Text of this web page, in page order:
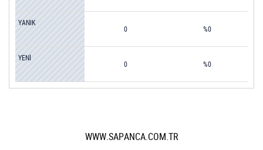
YANIK
0 %0
YENİ
0 %0
WWW.SAPANCA.COM.TR